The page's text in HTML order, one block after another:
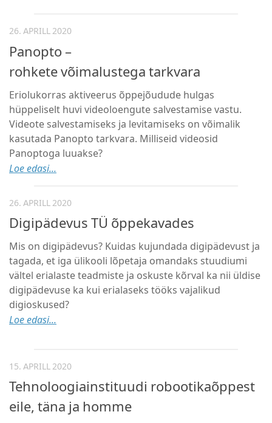
26. APRILL 2020
Panopto –
rohkete võimalustega tarkvara
Eriolukorras aktiveerus õppejõudude hulgas
hüppeliselt huvi videoloengute salvestamise vastu.
Videote salvestamiseks ja levitamiseks on võimalik
kasutada Panopto tarkvara. Milliseid videosid
Panoptoga luuakse?
Loe edasi...
26. APRILL 2020
Digipädevus TÜ õppekavades
Mis on digipädevus? Kuidas kujundada digipädevust ja
tagada, et iga ülikooli lõpetaja omandaks stuudiumi
vältel erialaste teadmiste ja oskuste kõrval ka nii üldise
digipädevuse ka kui erialaseks tööks vajalikud
digioskused?
Loe edasi...
15. APRILL 2020
Tehnoloogiainstituudi robootikaõppest
eile, täna ja homme